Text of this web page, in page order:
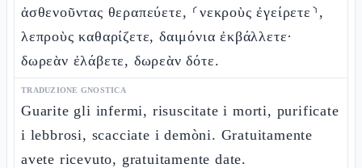
ἀσθενοῦντας θεραπεύετε, ⸂νεκροὺς ἐγείρετε⸃,
λεπροὺς καθαρίζετε, δαιμόνια ἐκβάλλετε·
δωρεὰν ἐλάβετε, δωρεὰν δότε.
TRADUZIONE GNOSTICA
Guarite gli infermi, risuscitate i morti, purificate
i lebbrosi, scacciate i demòni. Gratuitamente
avete ricevuto, gratuitamente date.